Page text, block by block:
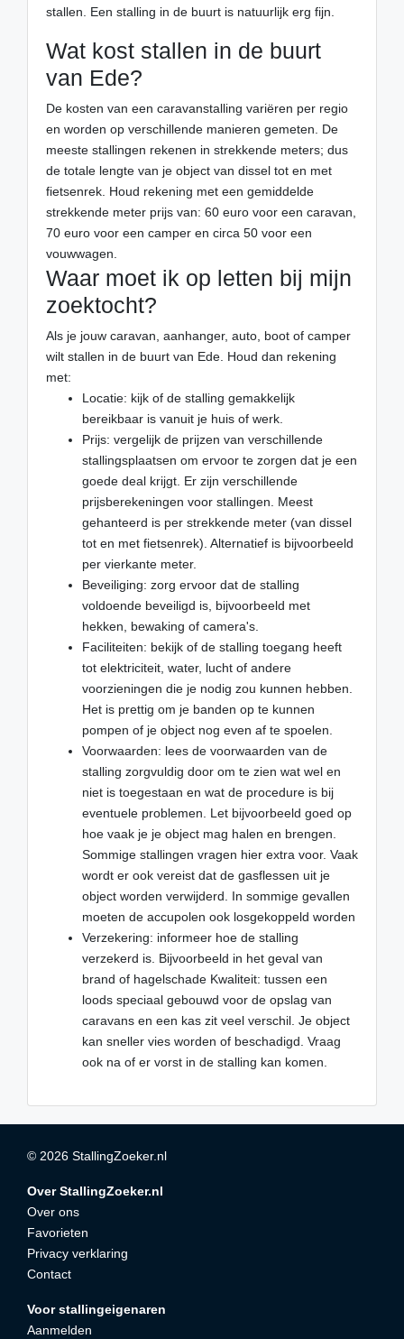
stallen. Een stalling in de buurt is natuurlijk erg fijn.
Wat kost stallen in de buurt
van Ede?
De kosten van een caravanstalling variëren per regio
en worden op verschillende manieren gemeten. De
meeste stallingen rekenen in strekkende meters; dus
de totale lengte van je object van dissel tot en met
fietsenrek. Houd rekening met een gemiddelde
strekkende meter prijs van: 60 euro voor een caravan,
70 euro voor een camper en circa 50 voor een
vouwwagen.
Waar moet ik op letten bij mijn
zoektocht?
Als je jouw caravan, aanhanger, auto, boot of camper
wilt stallen in de buurt van Ede. Houd dan rekening
met:
Locatie: kijk of de stalling gemakkelijk
bereikbaar is vanuit je huis of werk.
Prijs: vergelijk de prijzen van verschillende
stallingsplaatsen om ervoor te zorgen dat je een
goede deal krijgt. Er zijn verschillende
prijsberekeningen voor stallingen. Meest
gehanteerd is per strekkende meter (van dissel
tot en met fietsenrek). Alternatief is bijvoorbeeld
per vierkante meter.
Beveiliging: zorg ervoor dat de stalling
voldoende beveiligd is, bijvoorbeeld met
hekken, bewaking of camera's.
Faciliteiten: bekijk of de stalling toegang heeft
tot elektriciteit, water, lucht of andere
voorzieningen die je nodig zou kunnen hebben.
Het is prettig om je banden op te kunnen
pompen of je object nog even af te spoelen.
Voorwaarden: lees de voorwaarden van de
stalling zorgvuldig door om te zien wat wel en
niet is toegestaan en wat de procedure is bij
eventuele problemen. Let bijvoorbeeld goed op
hoe vaak je je object mag halen en brengen.
Sommige stallingen vragen hier extra voor. Vaak
wordt er ook vereist dat de gasflessen uit je
object worden verwijderd. In sommige gevallen
moeten de accupolen ook losgekoppeld worden
Verzekering: informeer hoe de stalling
verzekerd is. Bijvoorbeeld in het geval van
brand of hagelschade Kwaliteit: tussen een
loods speciaal gebouwd voor de opslag van
caravans en een kas zit veel verschil. Je object
kan sneller vies worden of beschadigd. Vraag
ook na of er vorst in de stalling kan komen.
© 2026 StallingZoeker.nl
Over StallingZoeker.nl
Over ons
Favorieten
Privacy verklaring
Contact
Voor stallingeigenaren
Aanmelden